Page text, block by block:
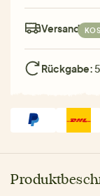
Versand:
Rückgabe: